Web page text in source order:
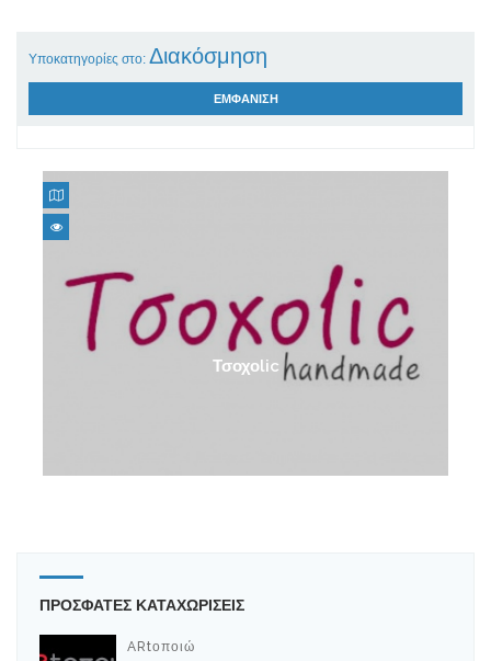
Υποκατηγορίες στο: Διακόσμηση
ΕΜΦΑΝΙΣΗ
Εποχιακά
Τσοχοlic
ΠΡΟΣΦΑΤΕΣ ΚΑΤΑΧΩΡΙΣΕΙΣ
ARtοποιώ